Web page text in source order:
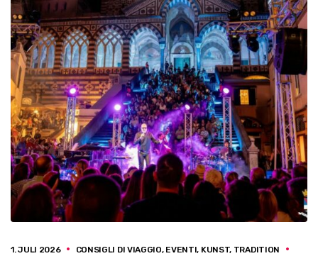
1. JULI 2026 CONSIGLI DI VIAGGIO, EVENTI, KUNST, TRADITION